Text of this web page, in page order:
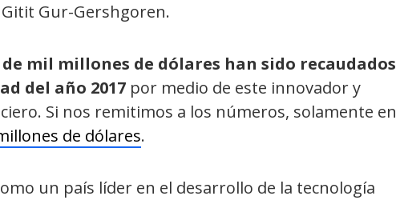
Gitit Gur-Gershgoren.
de mil millones de dólares han sido recaudados
del año 2017 por medio de este innovador y
Si nos remitimos a los números, solamente en
de dólares.
un país líder en el desarrollo de la tecnología